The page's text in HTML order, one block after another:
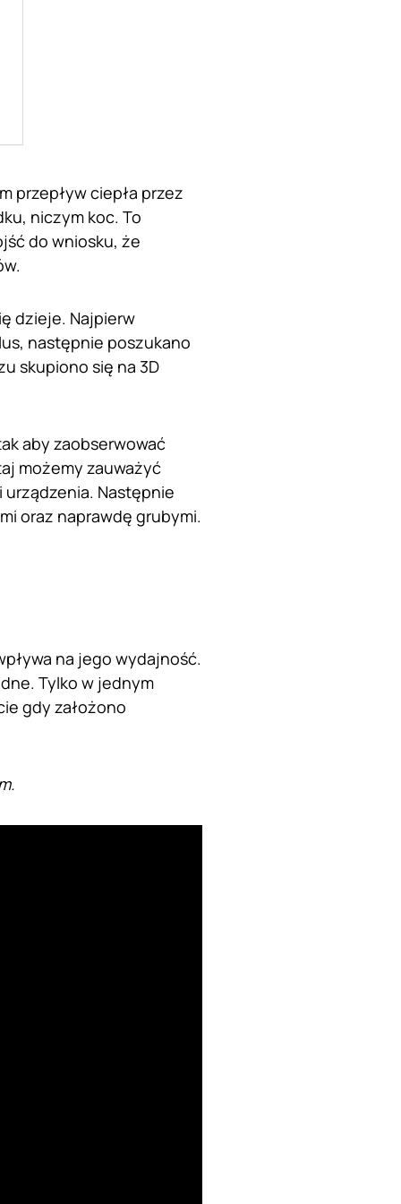
przepływ ciepła przez
niczym koc. To
do wniosku, że
dzieje. Najpierw
następnie poszukano
skupiono się na 3D
aby zaobserwować
możemy zauważyć
Następnie
oraz naprawdę grubymi.
na jego wydajność.
Tylko w jednym
gdy założono